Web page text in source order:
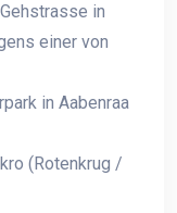
in
einer von
in Aabenraa
(Rotenkrug /